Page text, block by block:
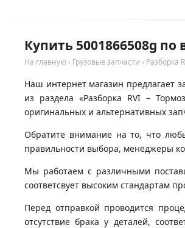
Купить 5001866508g
На главную › Грузовые запчасти › Разборка
Наш интернет магазин предлагает
из раздела «Разборка RVI –
оригинальных и альтернативных
Обратите внимание на то, что
правильности выбора, менеджеры
Мы работаем с различными
соответсвует высоким стандартам
Перед отправкой проводится
отсутствие брака у деталей,